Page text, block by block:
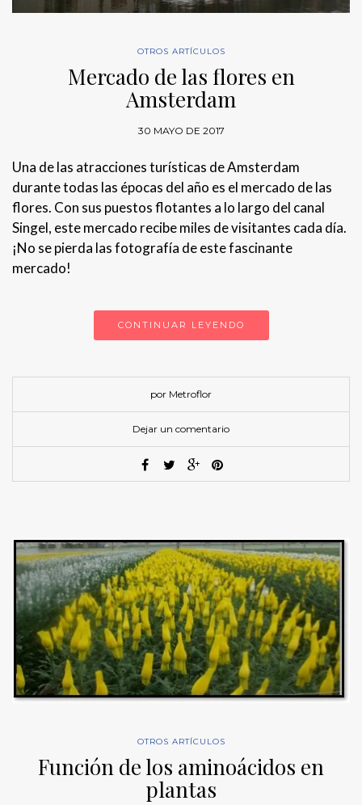
OTROS ARTÍCULOS
Mercado de las flores en
Amsterdam
30 MAYO DE 2017
Una de las atracciones turísticas de Amsterdam
durante todas las épocas del año es el mercado de las
flores. Con sus puestos flotantes a lo largo del canal
Singel, este mercado recibe miles de visitantes cada día.
¡No se pierda las fotografía de este fascinante
mercado!
CONTINUAR LEYENDO
por Metroflor
Dejar un comentario
OTROS ARTÍCULOS
Función de los aminoácidos en
plantas